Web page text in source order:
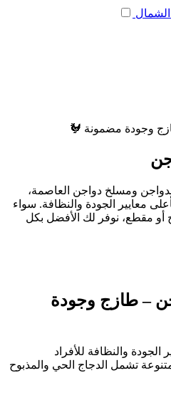
وجودة مضمونة 🐓
ومسلخ دواجن العاصمة،
معايير الجودة والنظافة. سواء
مقطع، نوفر لك الأفضل بكل
– طازج وجودة
الجودة والنظافة للأفراد
تشمل الدجاج الحي والمذبوح